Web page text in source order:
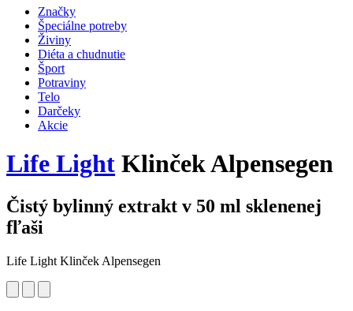
Značky
Špeciálne potreby
Živiny
Diéta a chudnutie
Šport
Potraviny
Telo
Darčeky
Akcie
Life Light Klinček Alpensegen
Čistý bylinný extrakt v 50 ml sklenenej
fľaši
Life Light Klinček Alpensegen